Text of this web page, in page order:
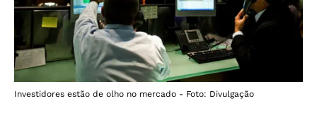
Investidores estão de olho no mercado - Foto: Divulgação